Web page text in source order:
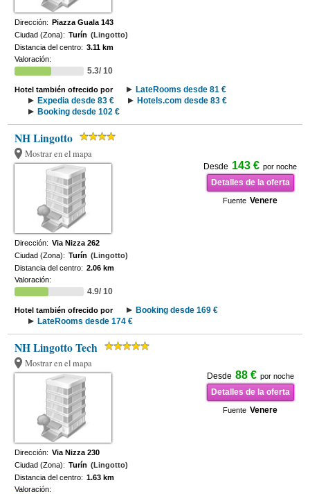
Dirección: Piazza Guala 143
Ciudad (Zona): Turín (Lingotto)
Distancia del centro: 3.11 km
Valoración:
5.3/ 10
Hotel también ofrecido por
LateRooms desde 81 €
Expedia desde 83 €
Hotels.com desde 83 €
Booking desde 102 €
NH Lingotto
Mostrar en el mapa
Desde 143 € por noche
Detalles de la oferta
Fuente Venere
Dirección: Via Nizza 262
Ciudad (Zona): Turín (Lingotto)
Distancia del centro: 2.06 km
Valoración:
4.9/ 10
Hotel también ofrecido por
Booking desde 169 €
LateRooms desde 174 €
NH Lingotto Tech
Mostrar en el mapa
Desde 88 € por noche
Detalles de la oferta
Fuente Venere
Dirección: Via Nizza 230
Ciudad (Zona): Turín (Lingotto)
Distancia del centro: 1.63 km
Valoración: